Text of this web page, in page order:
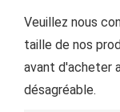
Veuillez nous
taille de nos
avant d'acheter
désagréable.